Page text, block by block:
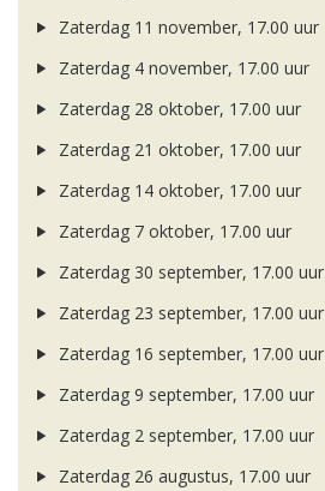
Zaterdag 11 november, 17.00 uur
Zaterdag 4 november, 17.00 uur
Zaterdag 28 oktober, 17.00 uur
Zaterdag 21 oktober, 17.00 uur
Zaterdag 14 oktober, 17.00 uur
Zaterdag 7 oktober, 17.00 uur
Zaterdag 30 september, 17.00 uur
Zaterdag 23 september, 17.00 uur
Zaterdag 16 september, 17.00 uur
Zaterdag 9 september, 17.00 uur
Zaterdag 2 september, 17.00 uur
Zaterdag 26 augustus, 17.00 uur